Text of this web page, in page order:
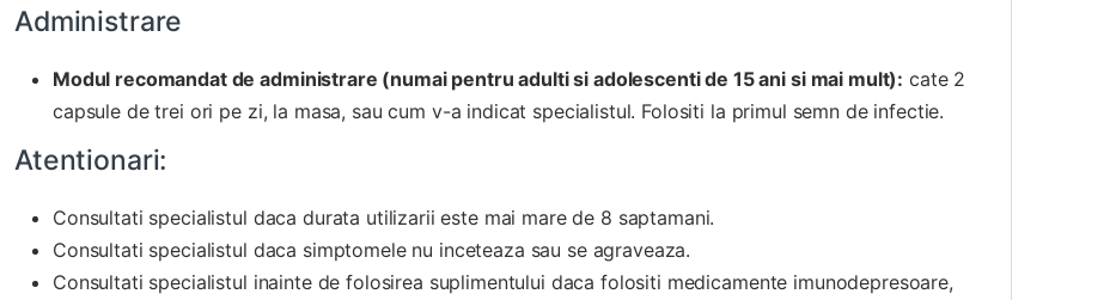
Administrare
Modul recomandat de administrare (numai pentru adulti si adolescenti de 15 ani si mai mult): cate 2
capsule de trei ori pe zi, la masa, sau cum v-a indicat specialistul. Folositi la primul semn de infectie.
Atentionari:
Consultati specialistul daca durata utilizarii este mai mare de 8 saptamani.
Consultati specialistul daca simptomele nu inceteaza sau se agraveaza.
Consultati specialistul inainte de folosirea suplimentului daca folositi medicamente imunodepresoare,